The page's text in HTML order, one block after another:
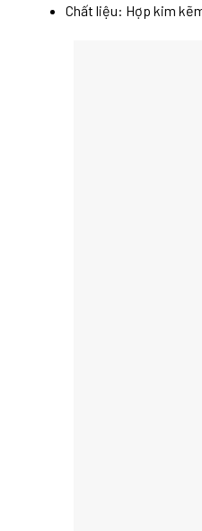
Chất liệu: Hợp kim